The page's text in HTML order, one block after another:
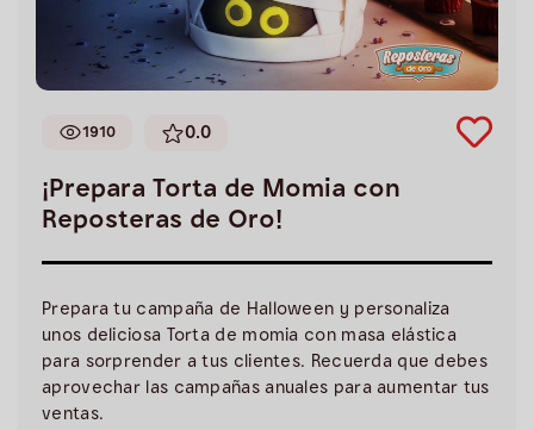
1910 0.0
¡Prepara Torta de Momia con
Reposteras de Oro!
Prepara tu campaña de Halloween y personaliza
unos deliciosa Torta de momia con masa elástica
para sorprender a tus clientes. Recuerda que debes
aprovechar las campañas anuales para aumentar tus
ventas.